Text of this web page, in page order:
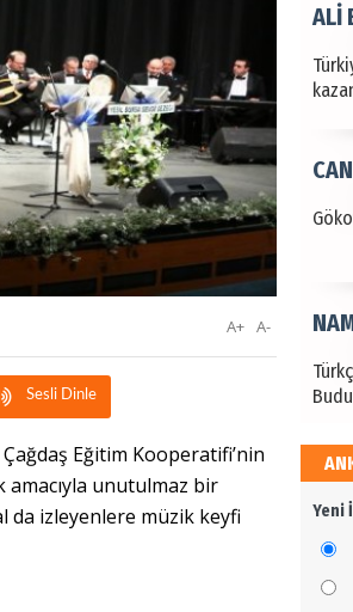
A-
A+
Sesli Dinle
Eğitim Kooperatifi’nin
amacıyla unutulmaz bir
da izleyenlere müzik keyfi
ALİ
Yeni